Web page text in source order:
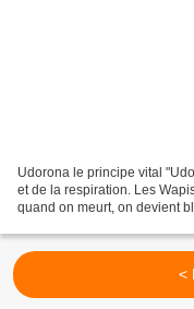
Udorona le principe vital
et de la respiration. Les
quand on meurt, on devient
<